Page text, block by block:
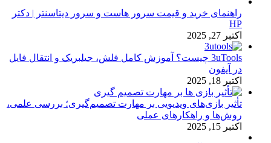
راهنمای خرید و قیمت سرور هاست و سرور دیتاسنتر | دکتر
HP
اکتبر 27, 2025
3uTools چیست؟ آموزش کامل فلش، جیلبریک و انتقال فایل
در آیفون
اکتبر 18, 2025
تأثیر بازی‌های ویدیویی بر مهارت تصمیم‌گیری؛ بررسی علمی،
روش‌ها و راهکارهای عملی
اکتبر 15, 2025